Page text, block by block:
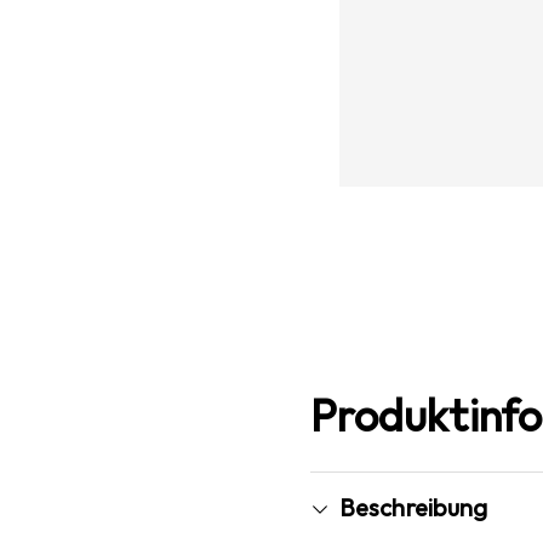
Beschreibung